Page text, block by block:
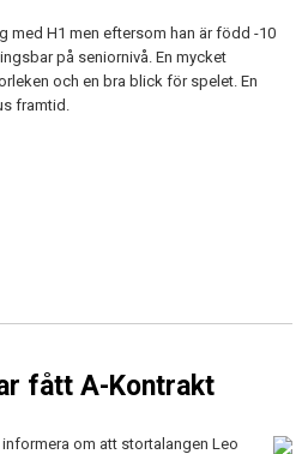
med H1 men eftersom han är född -10
på seniornivå. En mycket
och en bra blick för spelet. En
framtid.
fått A-Kontrakt
om att stortalangen Leo